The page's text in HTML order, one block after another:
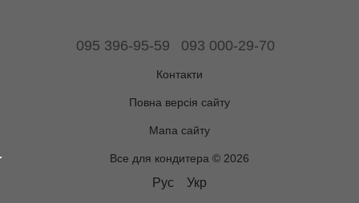
095 396-95-59 093 000-29-70
Контакти
Повна версія сайту
Мапа сайту
Все для кондитера © 2026
Рус Укр